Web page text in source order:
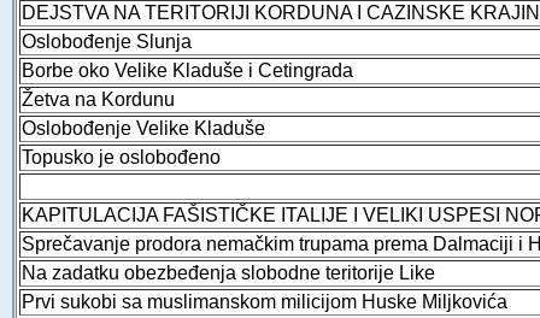
DEJSTVA NA TERITORIJI KORDUNA I CAZINSKE
Oslobođenje Slunja
Borbe oko Velike Kladuše i Cetingrada
Žetva na Kordunu
Oslobođenje Velike Kladuše
Topusko je oslobođeno
KAPITULACIJA FAŠISTIČKE ITALIJE I VELIKI USPESI
Sprečavanje prodora nemačkim trupama prema Dal­maciji i
Na zadatku obezbeđenja slobodne teritorije Like
Prvi sukobi sa muslimanskom milicijom Huske Miljkovića